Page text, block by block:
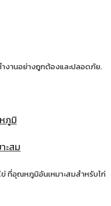
งานอย่างถูกต้องและปลอดภัย.
ภูมิ
ะสม
ที่อุณหภูมิอันเหมาะสมสำหรับไก่